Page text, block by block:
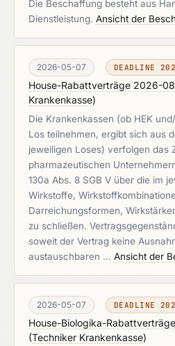
Die Beschaffung besteht aus
Dienstleistung. Ansicht der
2026-05-07 DEADLINE
House-Rabattverträge 2026-08
Krankenkasse)
Die Krankenkassen (ob HEK
Los teilnehmen, ergibt sich aus
jeweiligen Loses) verfolgen das
pharmazeutischen
130a Abs. 8 SGB V über die im
Wirkstoffe,
Darreichungsformen,
zu schließen.
soweit der Vertrag keine
austauschbaren … Ansicht der
2026-05-07 DEADLINE
House-Biologika-
(Techniker Krankenkasse)